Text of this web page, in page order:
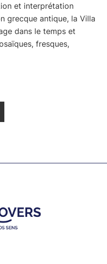
et interprétation
grecque antique, la Villa
dans le temps et
fresques,